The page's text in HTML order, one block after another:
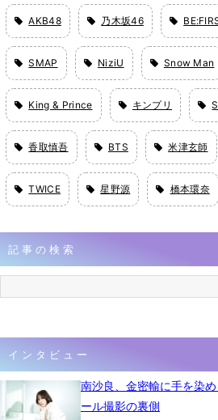
AKB48 乃木坂46
SMAP NiziU Snow Man
King & Prince キンプリ
香取慎吾 BTS 米津玄師
TWICE 星野源 橋本環奈
記事の検索
インタビュー
南沙良、金密輸に手を染
ール撮影の裏側